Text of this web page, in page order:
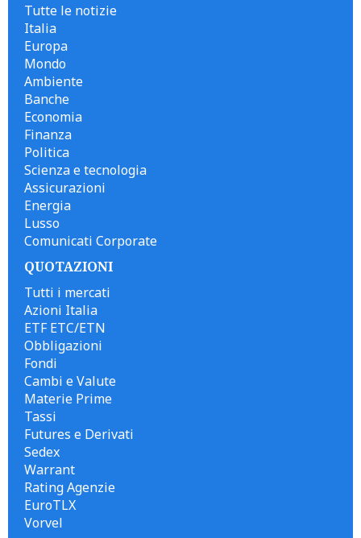
Tutte le notizie
Italia
Europa
Mondo
Ambiente
Banche
Economia
Finanza
Politica
Scienza e tecnologia
Assicurazioni
Energia
Lusso
Comunicati Corporate
QUOTAZIONI
Tutti i mercati
Azioni Italia
ETF ETC/ETN
Obbligazioni
Fondi
Cambi e Valute
Materie Prime
Tassi
Futures e Derivati
Sedex
Warrant
Rating Agenzie
EuroTLX
Vorvel